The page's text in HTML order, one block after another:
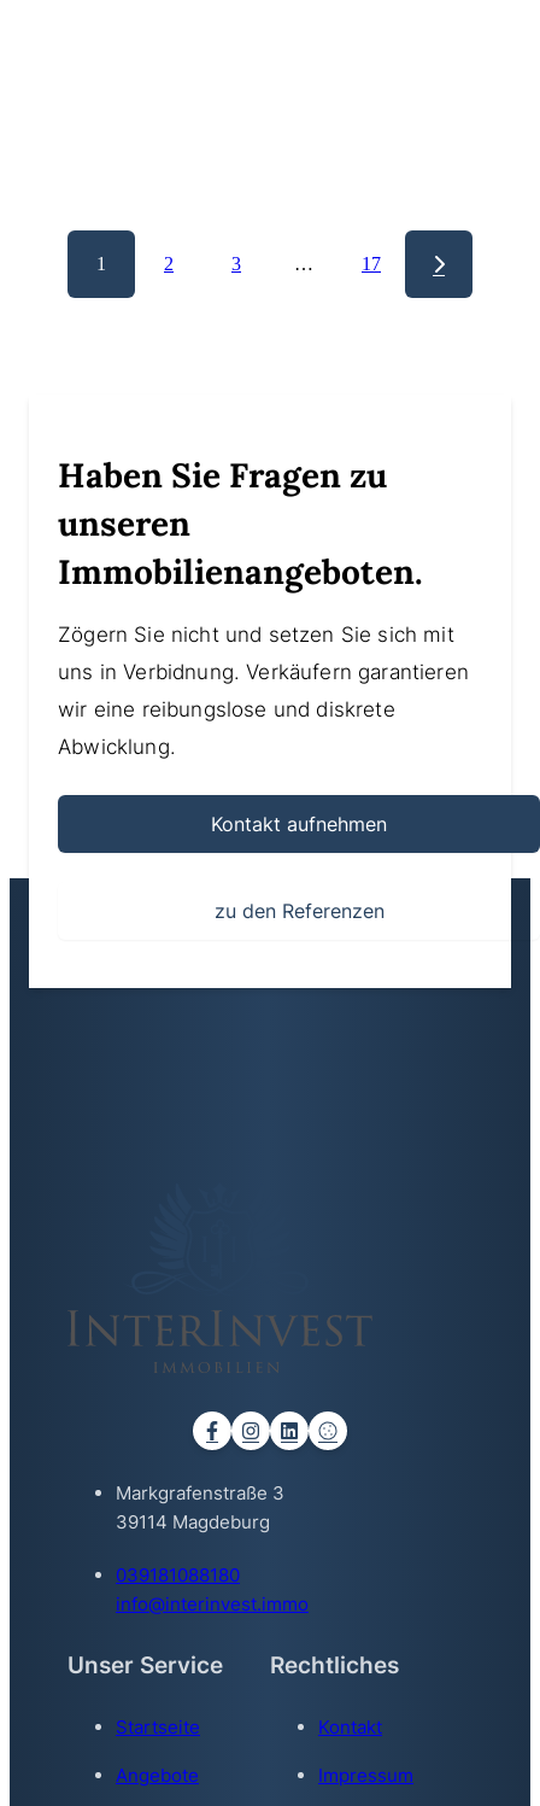
1 2 3 … 17
Haben Sie Fragen zu
unseren
Immobilienangeboten.
Zögern Sie nicht und setzen Sie sich mit
uns in Verbidnung. Verkäufern garantieren
wir eine reibungslose und diskrete
Abwicklung.
Kontakt aufnehmen
zu den Referenzen
Markgrafenstraße 3
39114 Magdeburg
039181088180
info@interinvest.immo
Unser Service
Startseite
Angebote
Rechtliches
Kontakt
Impressum